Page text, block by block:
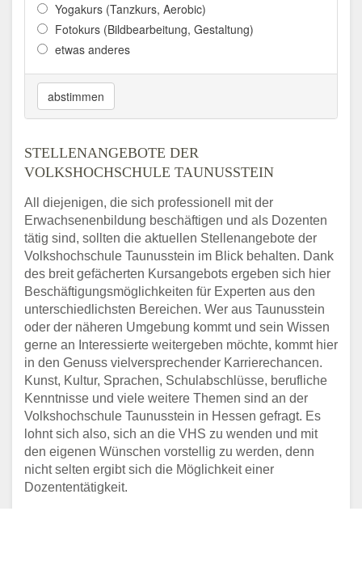
Yogakurs (Tanzkurs, Aerobic)
Fotokurs (Bildbearbeitung, Gestaltung)
etwas anderes
abstimmen
STELLENANGEBOTE DER
VOLKSHOCHSCHULE TAUNUSSTEIN
All diejenigen, die sich professionell mit der
Erwachsenenbildung beschäftigen und als Dozenten
tätig sind, sollten die aktuellen Stellenangebote der
Volkshochschule Taunusstein im Blick behalten. Dank
des breit gefächerten Kursangebots ergeben sich hier
Beschäftigungsmöglichkeiten für Experten aus den
unterschiedlichsten Bereichen. Wer aus Taunusstein
oder der näheren Umgebung kommt und sein Wissen
gerne an Interessierte weitergeben möchte, kommt hier
in den Genuss vielversprechender Karrierechancen.
Kunst, Kultur, Sprachen, Schulabschlüsse, berufliche
Kenntnisse und viele weitere Themen sind an der
Volkshochschule Taunusstein in Hessen gefragt. Es
lohnt sich also, sich an die VHS zu wenden und mit
den eigenen Wünschen vorstellig zu werden, denn
nicht selten ergibt sich die Möglichkeit einer
Dozententätigkeit.